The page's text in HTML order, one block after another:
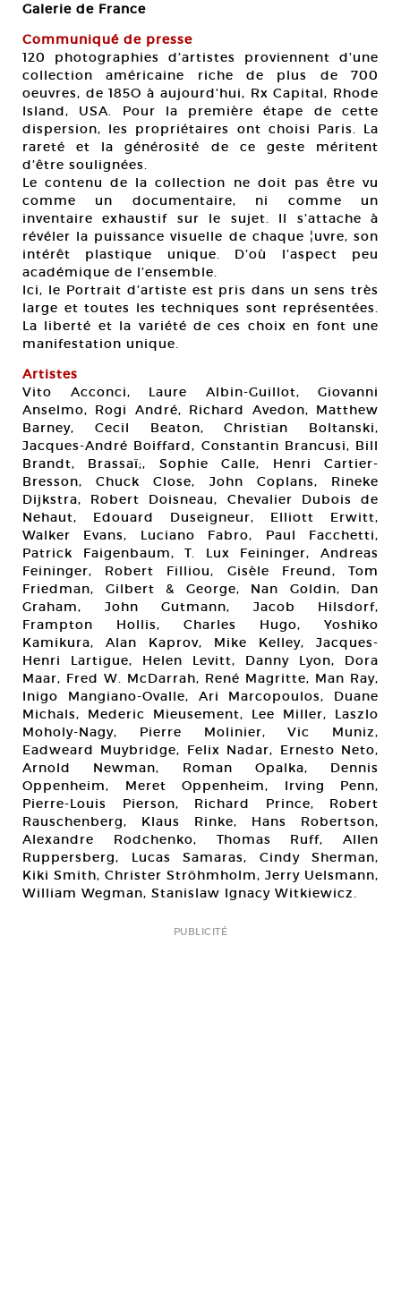
Galerie de France
Communiqué de presse
120 photographies d’artistes proviennent d’une
collection américaine riche de plus de 700
oeuvres, de 185O à aujourd’hui, Rx Capital, Rhode
Island, USA. Pour la première étape de cette
dispersion, les propriétaires ont choisi Paris. La
rareté et la générosité de ce geste méritent
d’être soulignées.
Le contenu de la collection ne doit pas être vu
comme un documentaire, ni comme un
inventaire exhaustif sur le sujet. Il s’attache à
révéler la puissance visuelle de chaque ¦uvre, son
intérêt plastique unique. D’où l’aspect peu
académique de l’ensemble.
Ici, le Portrait d’artiste est pris dans un sens très
large et toutes les techniques sont représentées.
La liberté et la variété de ces choix en font une
manifestation unique.
Artistes
Vito Acconci, Laure Albin-Guillot, Giovanni
Anselmo, Rogi André, Richard Avedon, Matthew
Barney, Cecil Beaton, Christian Boltanski,
Jacques-André Boiffard, Constantin Brancusi, Bill
Brandt, Brassaï;, Sophie Calle, Henri Cartier-
Bresson, Chuck Close, John Coplans, Rineke
Dijkstra, Robert Doisneau, Chevalier Dubois de
Nehaut, Edouard Duseigneur, Elliott Erwitt,
Walker Evans, Luciano Fabro, Paul Facchetti,
Patrick Faigenbaum, T. Lux Feininger, Andreas
Feininger, Robert Filliou, Gisèle Freund, Tom
Friedman, Gilbert & George, Nan Goldin, Dan
Graham, John Gutmann, Jacob Hilsdorf,
Frampton Hollis, Charles Hugo, Yoshiko
Kamikura, Alan Kaprov, Mike Kelley, Jacques-
Henri Lartigue, Helen Levitt, Danny Lyon, Dora
Maar, Fred W. McDarrah, René Magritte, Man Ray,
Inigo Mangiano-Ovalle, Ari Marcopoulos, Duane
Michals, Mederic Mieusement, Lee Miller, Laszlo
Moholy-Nagy, Pierre Molinier, Vic Muniz,
Eadweard Muybridge, Felix Nadar, Ernesto Neto,
Arnold Newman, Roman Opalka, Dennis
Oppenheim, Meret Oppenheim, Irving Penn,
Pierre-Louis Pierson, Richard Prince, Robert
Rauschenberg, Klaus Rinke, Hans Robertson,
Alexandre Rodchenko, Thomas Ruff, Allen
Ruppersberg, Lucas Samaras, Cindy Sherman,
Kiki Smith, Christer Ströhmholm, Jerry Uelsmann,
William Wegman, Stanislaw Ignacy Witkiewicz.
PUBLICITÉ